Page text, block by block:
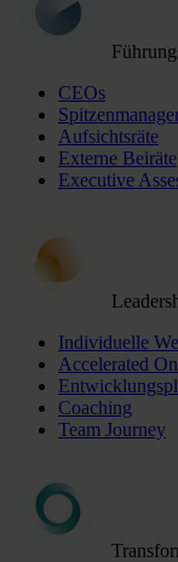
CEOs
Aufsichtsräte
Externe Beiräte
Executive
Individuelle
Accelerated
Coaching
Team Journey